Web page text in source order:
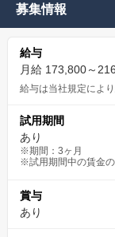
募集情報
給与
月給 173,800～
給与は当社規定によ
試用期間
あり
※期間：3ヶ月
※試用期間中の賃金
賞与
あり